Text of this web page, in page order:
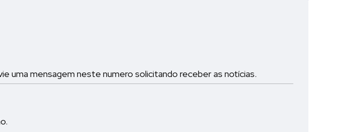
uma mensagem neste numero solicitando receber as notícias.